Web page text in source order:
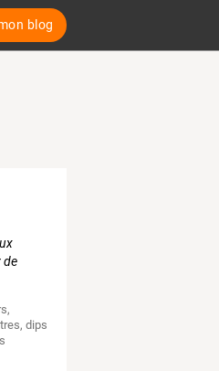
blog
de
,
,dips